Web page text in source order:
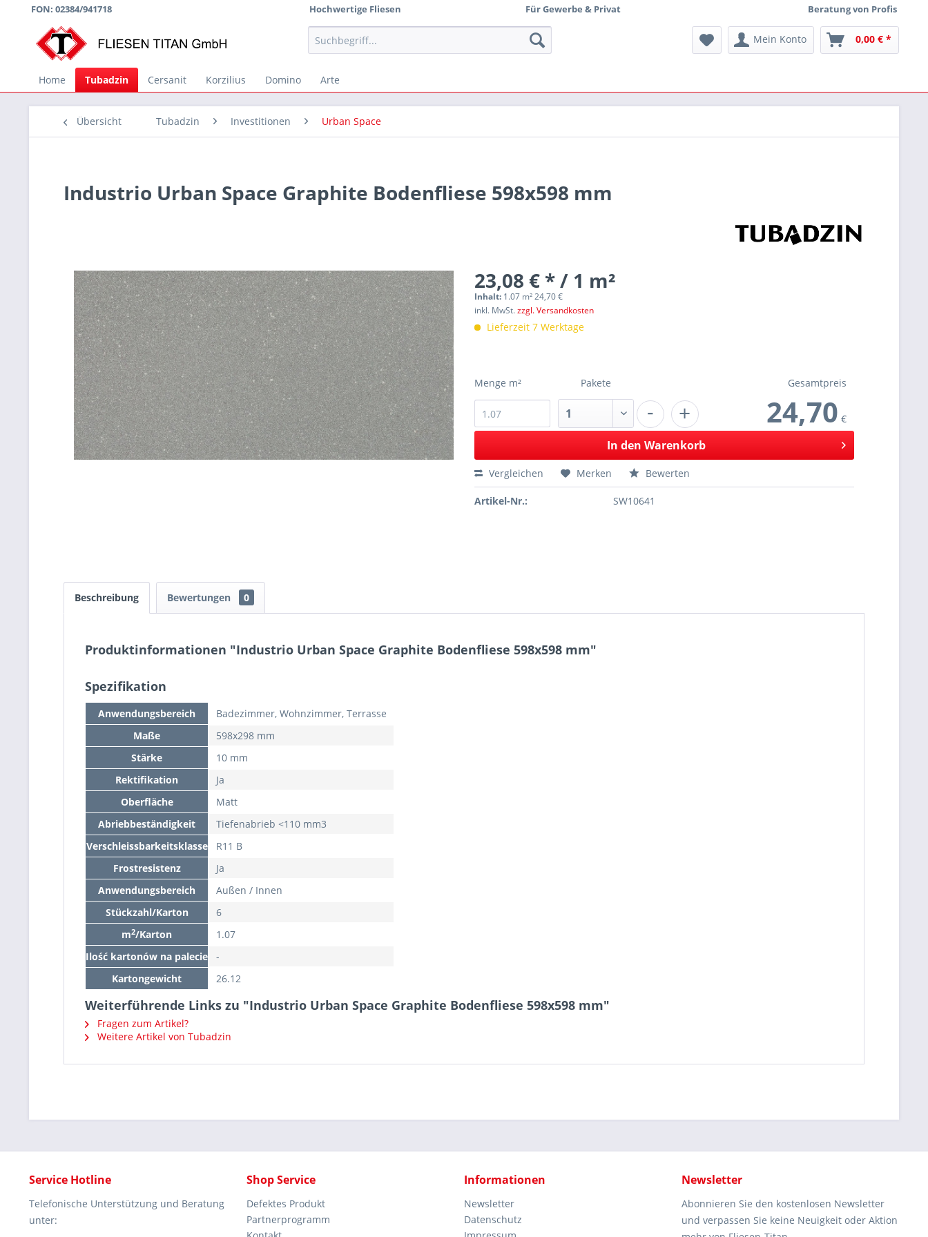
FON: 02384/941718 Hochwertige Fliesen Für Gewerbe & Privat Beratung von Profis
Mein Konto 0,00 € *
Home Tubadzin Cersanit Korzilius Domino Arte
Übersicht Tubadzin Investitionen Urban Space
Industrio Urban Space Graphite Bodenfliese 598x598 mm
23,08 € * / 1 m²
Inhalt: 1.07 m² 24,70 €
inkl. MwSt.zzgl. Versandkosten
Lieferzeit 7 Werktage
Menge m² Pakete
+
-
Gesamtpreis
24,70 €
In den Warenkorb
Vergleichen Merken Bewerten
Artikel-Nr.: SW10641
Beschreibung Bewertungen 0
Produktinformationen "Industrio Urban Space Graphite Bodenfliese 598x598 mm"
Spezifikation
Anwendungsbereich
Badezimmer, Wohnzimmer, Terrasse
Maße
598x298 mm
Stärke
10 mm
Rektifikation
Ja
Oberfläche
Matt
Abriebbeständigkeit
Tiefenabrieb <110 mm3
Verschleissbarkeitsklasse
R11 B
Frostresistenz
Ja
Anwendungsbereich
Außen / Innen
Stückzahl/Karton
6
m2/Karton
1.07
Ilość kartonów na palecie
-
Kartongewicht
26.12
Weiterführende Links zu "Industrio Urban Space Graphite Bodenfliese 598x598 mm"
Fragen zum Artikel?
Weitere Artikel von Tubadzin
Service Hotline
Telefonische Unterstützung und Beratung
unter:
Shop Service
Defektes Produkt
Partnerprogramm
Informationen
Newsletter
Datenschutz
Newsletter
Abonnieren Sie den kostenlosen Newsletter
und verpassen Sie keine Neuigkeit oder Aktion